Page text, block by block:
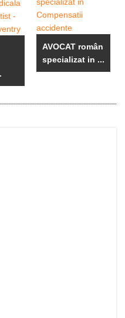
AVOCAT român
specializat in ...